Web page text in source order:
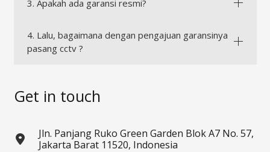
3. Apakah ada garansi resmi?
4. Lalu, bagaimana dengan pengajuan garansinya
pasang cctv ?
Get in touch
Jln. Panjang Ruko Green Garden Blok A7 No. 57,
Jakarta Barat 11520, Indonesia